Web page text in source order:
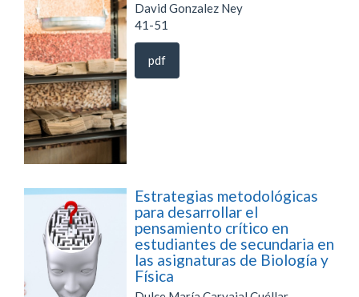
David Gonzalez Ney
41-51
pdf
Estrategias metodológicas
para desarrollar el
pensamiento crítico en
estudiantes de secundaria en
las asignaturas de Biología y
Física